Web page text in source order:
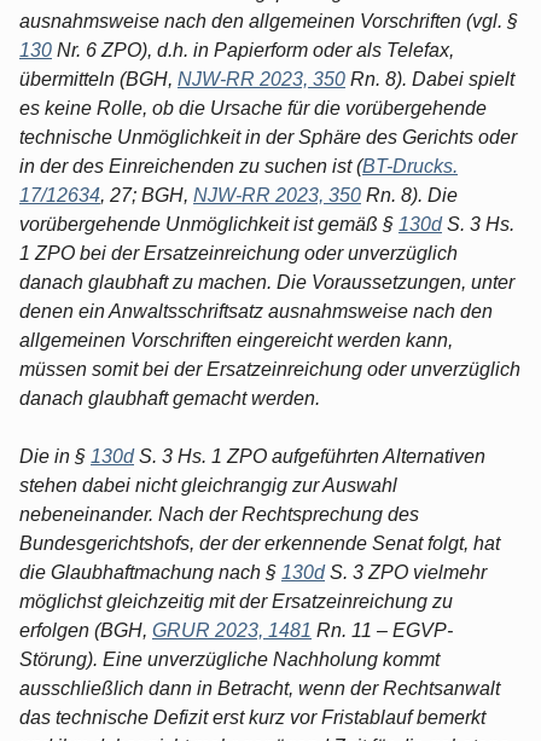
ausnahmsweise nach den allgemeinen Vorschriften (vgl. §
130 Nr. 6 ZPO), d.h. in Papierform oder als Telefax,
übermitteln (BGH, NJW-RR 2023, 350 Rn. 8). Dabei spielt
es keine Rolle, ob die Ursache für die vorübergehende
technische Unmöglichkeit in der Sphäre des Gerichts oder
in der des Einreichenden zu suchen ist (BT-Drucks.
17/12634, 27; BGH, NJW-RR 2023, 350 Rn. 8). Die
vorübergehende Unmöglichkeit ist gemäß § 130dS. 3 Hs.
1 ZPO bei der Ersatzeinreichung oder unverzüglich
danach glaubhaft zu machen. Die Voraussetzungen, unter
denen ein Anwaltsschriftsatz ausnahmsweise nach den
allgemeinen Vorschriften eingereicht werden kann,
müssen somit bei der Ersatzeinreichung oder unverzüglich
danach glaubhaft gemacht werden.
Die in § 130dS. 3 Hs. 1 ZPO aufgeführten Alternativen
stehen dabei nicht gleichrangig zur Auswahl
nebeneinander. Nach der Rechtsprechung des
Bundesgerichtshofs, der der erkennende Senat folgt, hat
die Glaubhaftmachung nach § 130dS. 3 ZPO vielmehr
möglichst gleichzeitig mit der Ersatzeinreichung zu
erfolgen (BGH, GRUR 2023, 1481 Rn. 11 – EGVP-
Störung). Eine unverzügliche Nachholung kommt
ausschließlich dann in Betracht, wenn der Rechtsanwalt
das technische Defizit erst kurz vor Fristablauf bemerkt